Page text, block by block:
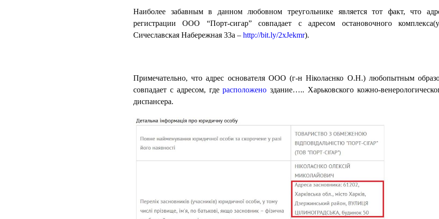
Наиболее забавным в данном любовном треугольнике является тот факт, что
регистрации ООО “Порт-сигар” совпадает с адресом остановочного
Сичеславская Набережная 33а – http://bit.ly/2xJekmr).
Примечательно, что адрес основателя ООО (г-н Ніколаєнко О.Н.) любопытным
совпадает с адресом, гдерасположеноздание….. Харьковского кожно-
диспансера.